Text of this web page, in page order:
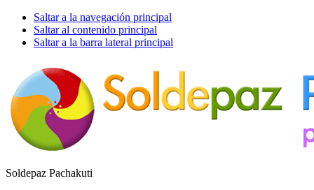
Saltar a la navegación principal
Saltar al contenido principal
Saltar a la barra lateral principal
Soldepaz Pachakuti